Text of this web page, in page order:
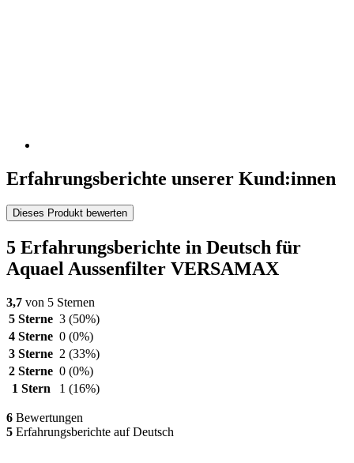
Erfahrungsberichte unserer Kund:innen
Dieses Produkt bewerten
5 Erfahrungsberichte in Deutsch für
Aquael Aussenfilter VERSAMAX
3,7 von 5 Sternen
5 Sterne 3 (50%)
4 Sterne 0 (0%)
3 Sterne 2 (33%)
2 Sterne 0 (0%)
1 Stern
1 (16%)
6 Bewertungen
5 Erfahrungsberichte auf Deutsch